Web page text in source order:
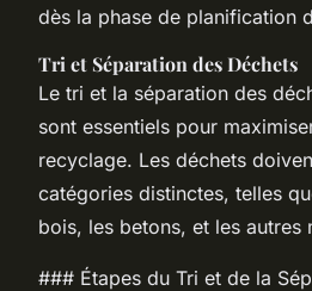
dès la phase de planification
Tri et Séparation des Déchets
Le tri et la séparation des
sont essentiels pour
recyclage. Les déchets
catégories distinctes, telles
bois, les betons, et les autres
### Étapes du Tri et de la